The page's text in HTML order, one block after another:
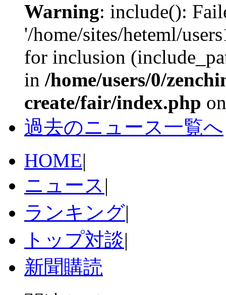
Warning: include():
'/home/sites/heteml/
for inclusion
in /home/users/0/
create/fair/index.php
過去のニュース一覧へ
HOME|
ニュース |
ランキング|
トップ対談|
新聞購読